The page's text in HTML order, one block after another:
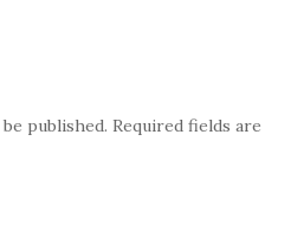
published. Required fields are